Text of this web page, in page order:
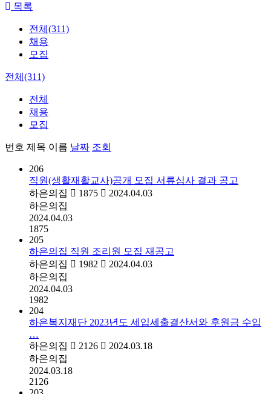
목록
전체(311)
채용
모집
전체(311)
전체
채용
모집
번호 제목 이름 날짜 조회
206
직원(생활재활교사)공개 모집 서류심사 결과 공고
하은의집
1875
2024.04.03
하은의집
2024.04.03
1875
205
하은의집 직원 조리원 모집 재공고
하은의집
1982
2024.04.03
하은의집
2024.04.03
1982
204
하은복지재단 2023년도 세입세출결산서와 후원금 수입
…
하은의집
2126
2024.03.18
하은의집
2024.03.18
2126